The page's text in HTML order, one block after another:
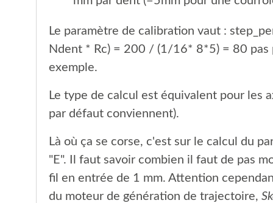
Le paramètre de calibration vaut :
Ndent * Rc) = 200 / (1/16* 8*5) = 80 pas
exemple.
Le type de calcul est équivalent pour les
par défaut conviennent).
Là où ça se corse, c'est sur le calcul du
"E". Il faut savoir combien il faut de pas
fil en entrée de 1 mm. Attention
du moteur de génération de trajectoire,